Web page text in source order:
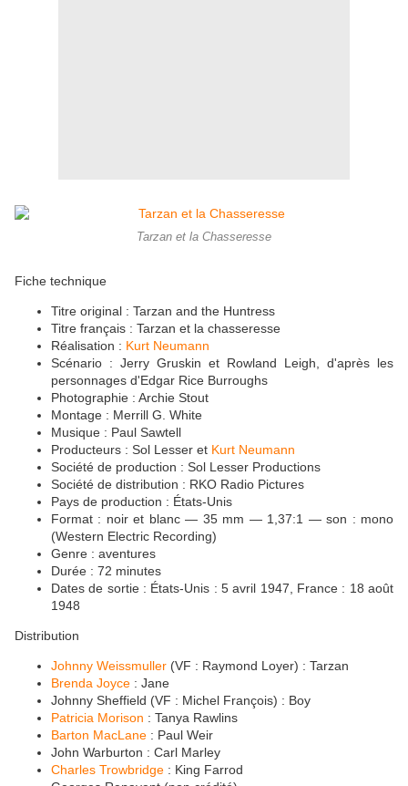
Tarzan et la Chasseresse
Fiche technique
Titre original : Tarzan and the Huntress
Titre français : Tarzan et la chasseresse
Réalisation : Kurt Neumann
Scénario : Jerry Gruskin et Rowland Leigh, d'après les
personnages d'Edgar Rice Burroughs
Photographie : Archie Stout
Montage : Merrill G. White
Musique : Paul Sawtell
Producteurs : Sol Lesser et Kurt Neumann
Société de production : Sol Lesser Productions
Société de distribution : RKO Radio Pictures
Pays de production : États-Unis
Format : noir et blanc — 35 mm — 1,37:1 — son : mono
(Western Electric Recording)
Genre : aventures
Durée : 72 minutes
Dates de sortie : États-Unis : 5 avril 1947, France : 18 août
1948
Distribution
Johnny Weissmuller (VF : Raymond Loyer) : Tarzan
Brenda Joyce : Jane
Johnny Sheffield (VF : Michel François) : Boy
Patricia Morison : Tanya Rawlins
Barton MacLane : Paul Weir
John Warburton : Carl Marley
Charles Trowbridge : King Farrod